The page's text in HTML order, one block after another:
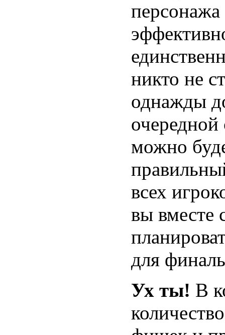
никто не
однажды
очередной
можно
всех
вы вместе
для
Ух ты! В